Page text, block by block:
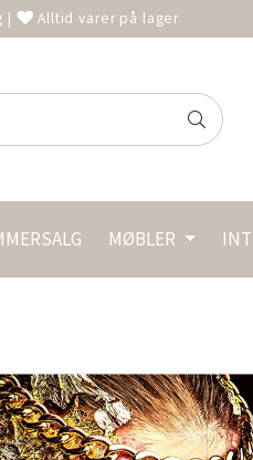
| Alltid varer på lager
MØBLER